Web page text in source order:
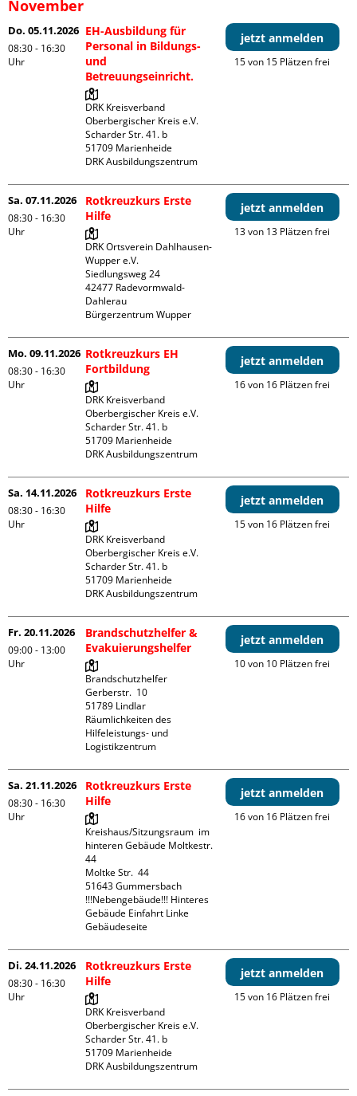
November
Do. 05.11.2026
08:30 - 16:30
Uhr
EH-Ausbildung für
Personal in Bildungs-
und
Betreuungseinricht.
DRK Kreisverband
Oberbergischer Kreis e.V.
Scharder Str. 41. b
51709 Marienheide
DRK Ausbildungszentrum
jetzt anmelden
15 von 15 Plätzen frei
Sa. 07.11.2026
08:30 - 16:30
Uhr
Rotkreuzkurs Erste
Hilfe
DRK Ortsverein Dahlhausen-
Wupper e.V.
Siedlungsweg 24
42477 Radevormwald-
Dahlerau
Bürgerzentrum Wupper
jetzt anmelden
13 von 13 Plätzen frei
Mo. 09.11.2026
08:30 - 16:30
Uhr
Rotkreuzkurs EH
Fortbildung
DRK Kreisverband
Oberbergischer Kreis e.V.
Scharder Str. 41. b
51709 Marienheide
DRK Ausbildungszentrum
jetzt anmelden
16 von 16 Plätzen frei
Sa. 14.11.2026
08:30 - 16:30
Uhr
Rotkreuzkurs Erste
Hilfe
DRK Kreisverband
Oberbergischer Kreis e.V.
Scharder Str. 41. b
51709 Marienheide
DRK Ausbildungszentrum
jetzt anmelden
15 von 16 Plätzen frei
Fr. 20.11.2026
09:00 - 13:00
Uhr
Brandschutzhelfer &
Evakuierungshelfer
Brandschutzhelfer
Gerberstr.  10
51789 Lindlar
Räumlichkeiten des
Hilfeleistungs- und
Logistikzentrum
jetzt anmelden
10 von 10 Plätzen frei
Sa. 21.11.2026
08:30 - 16:30
Uhr
Rotkreuzkurs Erste
Hilfe
Kreishaus/Sitzungsraum  im
hinteren Gebäude Moltkestr.
44
Moltke Str.  44
51643 Gummersbach
!!!Nebengebäude!!! Hinteres
Gebäude Einfahrt Linke
Gebäudeseite
jetzt anmelden
16 von 16 Plätzen frei
Di. 24.11.2026
08:30 - 16:30
Uhr
Rotkreuzkurs Erste
Hilfe
DRK Kreisverband
Oberbergischer Kreis e.V.
Scharder Str. 41. b
51709 Marienheide
DRK Ausbildungszentrum
jetzt anmelden
15 von 16 Plätzen frei